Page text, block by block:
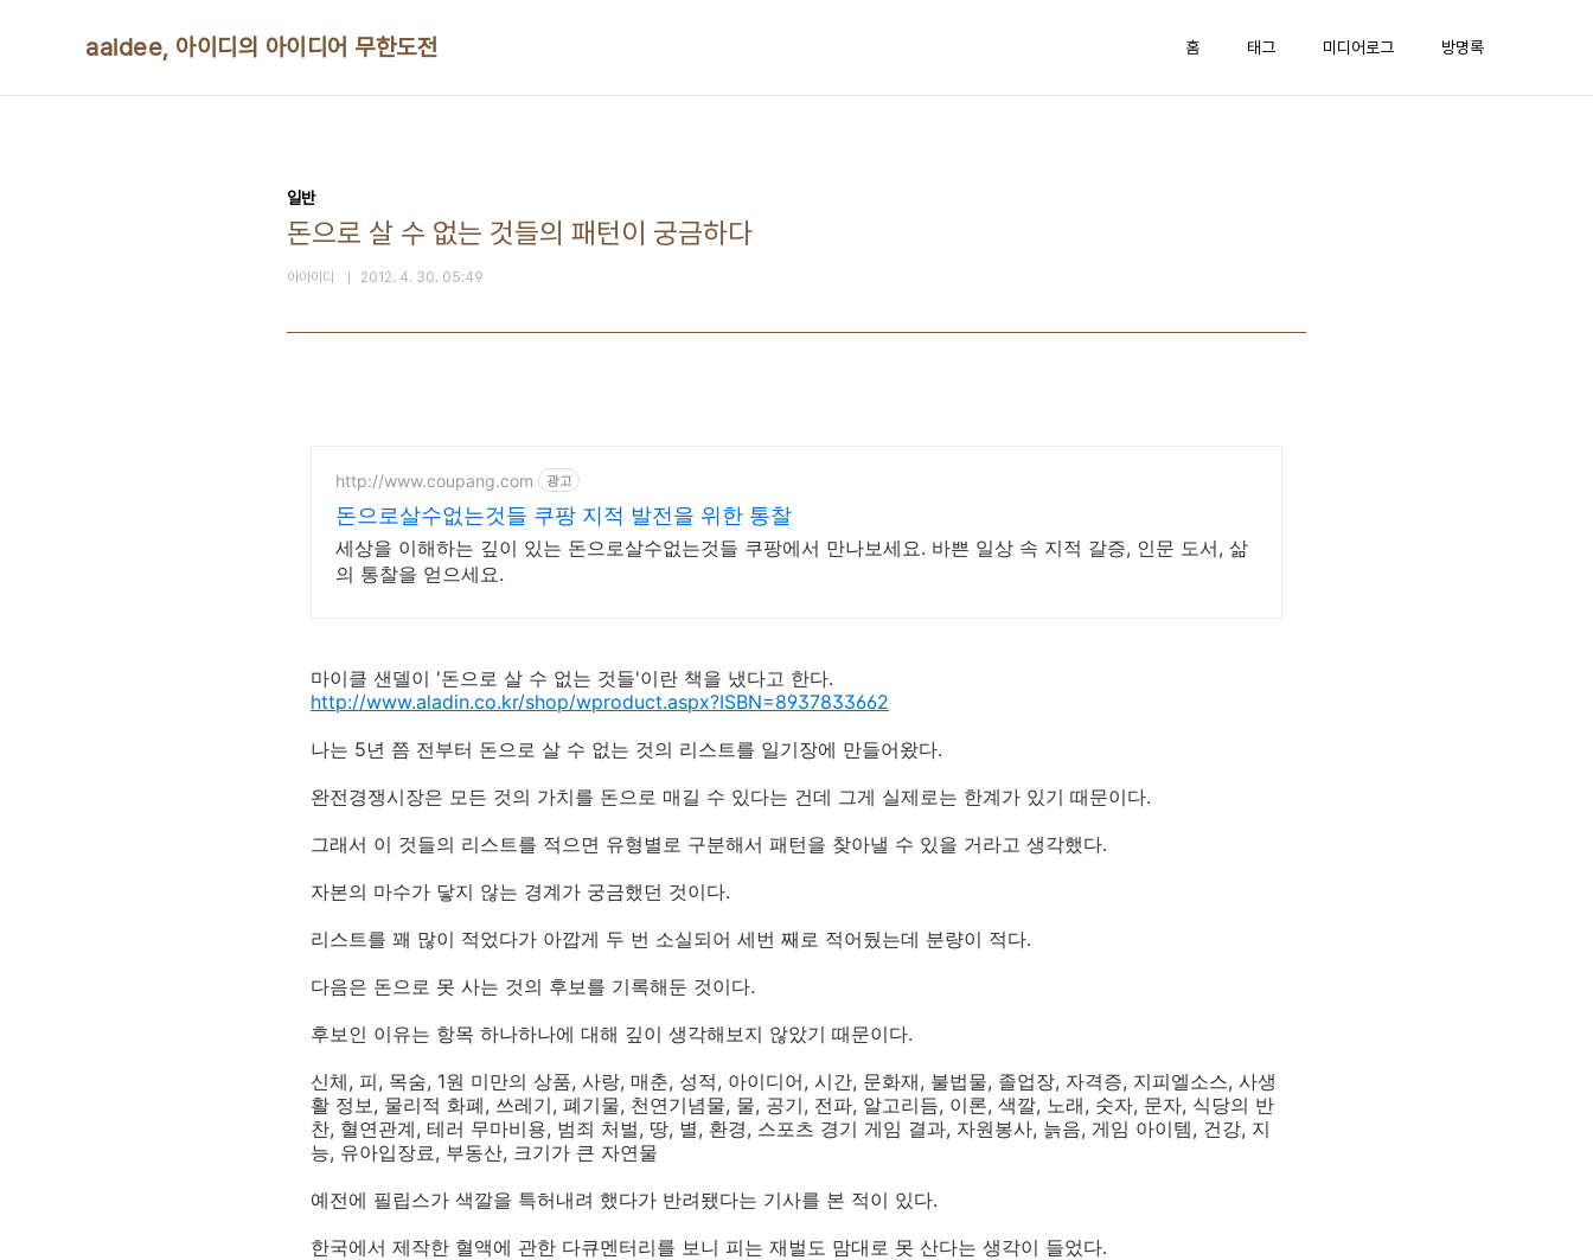
aaidee, 아이디의 아이디어 무한도전 홈 태그 미디어로그 방명록
일반
돈으로 살 수 없는 것들의 패턴이 궁금하다
아아이디 2012. 4. 30. 05:49
http://www.coupang.com 광고
돈으로살수없는것들 쿠팡 지적 발전을 위한 통찰
세상을 이해하는 깊이 있는 돈으로살수없는것들 쿠팡에서 만나보세요. 바쁜 일상 속 지적 갈증, 인문 도서, 삶
의 통찰을 얻으세요.
마이클 샌델이 '돈으로 살 수 없는 것들'이란 책을 냈다고 한다.
http://www.aladin.co.kr/shop/wproduct.aspx?ISBN=8937833662
나는 5년 쯤 전부터 돈으로 살 수 없는 것의 리스트를 일기장에 만들어왔다.
완전경쟁시장은 모든 것의 가치를 돈으로 매길 수 있다는 건데 그게 실제로는 한계가 있기 때문이다.
그래서 이 것들의 리스트를 적으면 유형별로 구분해서 패턴을 찾아낼 수 있을 거라고 생각했다.
자본의 마수가 닿지 않는 경계가 궁금했던 것이다.
리스트를 꽤 많이 적었다가 아깝게 두 번 소실되어 세번 째로 적어뒀는데 분량이 적다.
다음은 돈으로 못 사는 것의 후보를 기록해둔 것이다.
후보인 이유는 항목 하나하나에 대해 깊이 생각해보지 않았기 때문이다.
신체, 피, 목숨, 1원 미만의 상품, 사랑, 매춘, 성적, 아이디어, 시간, 문화재, 불법물, 졸업장, 자격증, 지피엘소스, 사생
활 정보, 물리적 화폐, 쓰레기, 폐기물, 천연기념물, 물, 공기, 전파, 알고리듬, 이론, 색깔, 노래, 숫자, 문자, 식당의 반
찬, 혈연관계, 테러 무마비용, 범죄 처벌, 땅, 별, 환경, 스포츠 경기 게임 결과, 자원봉사, 늙음, 게임 아이템, 건강, 지
능, 유아입장료, 부동산, 크기가 큰 자연물
예전에 필립스가 색깔을 특허내려 했다가 반려됐다는 기사를 본 적이 있다.
한국에서 제작한 혈액에 관한 다큐멘터리를 보니 피는 재벌도 맘대로 못 산다는 생각이 들었다.